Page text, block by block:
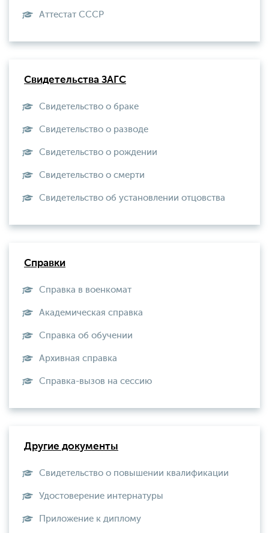
Aттестат СССР
Свидетельства ЗАГС
Свидетельство о браке
Свидетельство о разводе
Свидетельство о рождении
Свидетельство о смерти
Свидетельство об установлении отцовства
Справки
Справка в военкомат
Академическая справка
Справка об обучении
Архивная справка
Справка-вызов на сессию
Другие документы
Свидетельство о повышении квалификации
Удостоверение интернатуры
Приложение к диплому